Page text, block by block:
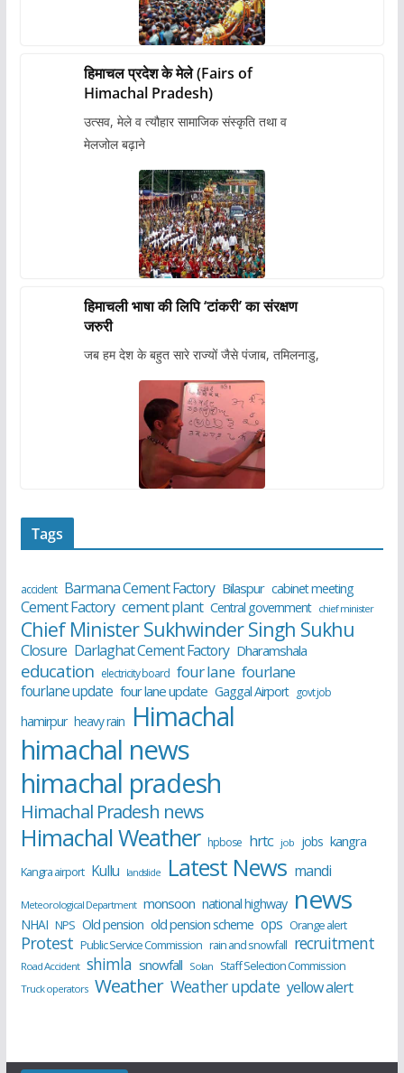
हिमाचल प्रदेश के मेले (Fairs of
Himachal Pradesh)
उत्सव, मेले व त्यौहार सामाजिक संस्कृति तथा व
मेलजोल बढ़ाने
हिमाचली भाषा की लिपि ‘टांकरी’ का संरक्षण
जरुरी
जब हम देश के बहुत सारे राज्यों जैसे पंजाब, तमिलनाडु,
Tags
accident Barmana Cement Factory Bilaspur cabinet meeting
Cement Factory cement plant Central government chief minister
Chief Minister Sukhwinder Singh Sukhu
Closure Darlaghat Cement Factory Dharamshala
education electricity board four lane fourlane
fourlane update four lane update Gaggal Airport govt job
hamirpur heavy rain Himachal
himachal news
himachal pradesh
Himachal Pradesh news
Himachal Weather hpbose hrtc job jobs kangra
Kangra airport Kullu landslide Latest News mandi
Meteorological Department monsoon national highway news
NHAI NPS Old pension old pension scheme ops Orange alert
Protest Public Service Commission rain and snowfall recruitment
Road Accident shimla snowfall Solan Staff Selection Commission
Truck operators Weather Weather update yellow alert